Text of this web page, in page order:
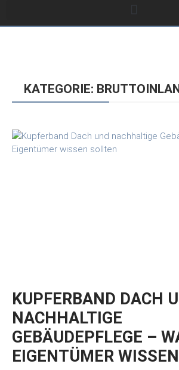
KATEGORIE:
KUPFERBAND DACH
NACHHALTIGE
GEBÄUDEPFLEGE –
EIGENTÜMER